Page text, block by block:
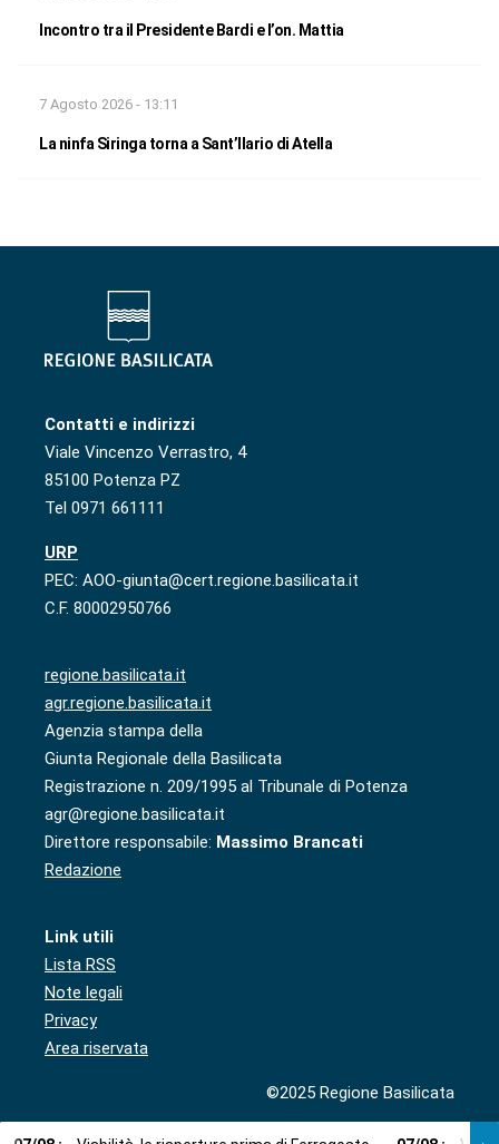
Incontro tra il Presidente Bardi e l’on. Mattia
7 Agosto 2026 - 13:11
La ninfa Siringa torna a Sant’Ilario di Atella
Contatti e indirizzi
Viale Vincenzo Verrastro, 4
85100 Potenza PZ
Tel 0971 661111
URP
PEC: AOO-giunta@cert.regione.basilicata.it
C.F. 80002950766
regione.basilicata.it
agr.regione.basilicata.it
Agenzia stampa della
Giunta Regionale della Basilicata
Registrazione n. 209/1995 al Tribunale di Potenza
agr@regione.basilicata.it
Direttore responsabile: Massimo Brancati
Redazione
Link utili
Lista RSS
Note legali
Privacy
Area riservata
©2025 Regione Basilicata